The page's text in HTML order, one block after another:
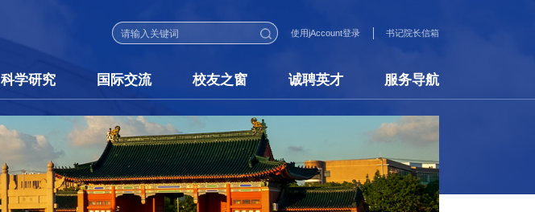
使用jAccount登录 书记院长信箱
科学研究 国际交流 校友之窗 诚聘英才 服务导航